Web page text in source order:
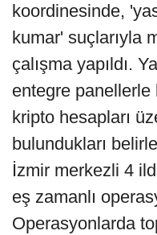
koordinesinde,
kumar' suçlarıyla
çalışma yapıldı.
entegre panellerle
kripto hesapları
bulundukları
İzmir merkezli 4
eş zamanlı
Operasyonlarda